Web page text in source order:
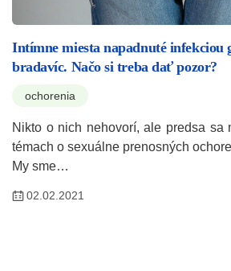
Intímne miesta napadnuté infekciou
bradavíc. Načo si treba dať pozor?
ochorenia
Nikto o nich nehovorí, ale predsa sa
témach o sexuálne prenosných
My sme…
02.02.2021